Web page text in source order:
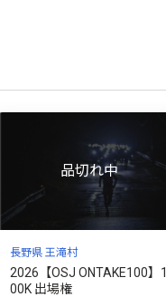
長野県 王滝村
2026【OSJ ONTAKE100】1
00K 出場権